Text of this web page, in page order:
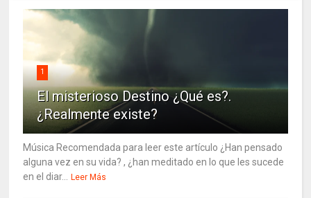
1
El misterioso Destino ¿Qué es?.
¿Realmente existe?
Música Recomendada para leer este artículo ¿Han pensado
alguna vez en su vida? , ¿han meditado en lo que les sucede
en el diar...
Leer Más